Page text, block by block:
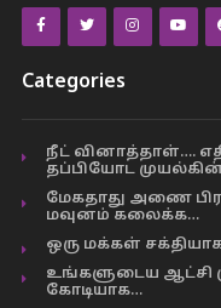
Categories
நீட் வினாத்தாள்….
தப்பியோட
மேகதாது அணை
மவுனம் கலைக்க…
ஒரு மக்கள்
உங்களுடைய ஆட்சி
கோடியாக…